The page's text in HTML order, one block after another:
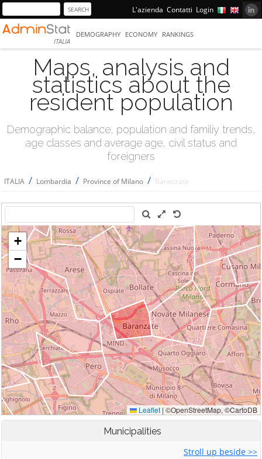
L'azienda Contatti Login
ITALIA
DEMOGRAPHY ECONOMY RANKINGS
Maps, analysis and
statistics about the
resident population
Demographic balance, population and familiy trends,
age classes and average age, civil status and
foreigners
ITALIA / Lombardia / Province of Milano / Baranzate
Municipalities
Stroll up beside >>